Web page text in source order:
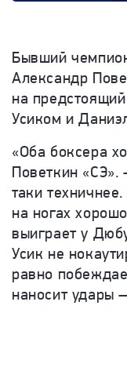
Бывший
Александр
на
Усиком и
«Оба боксера
Поветкин
таки
на ногах
выиграет у
Усик не
равно
наносит удары